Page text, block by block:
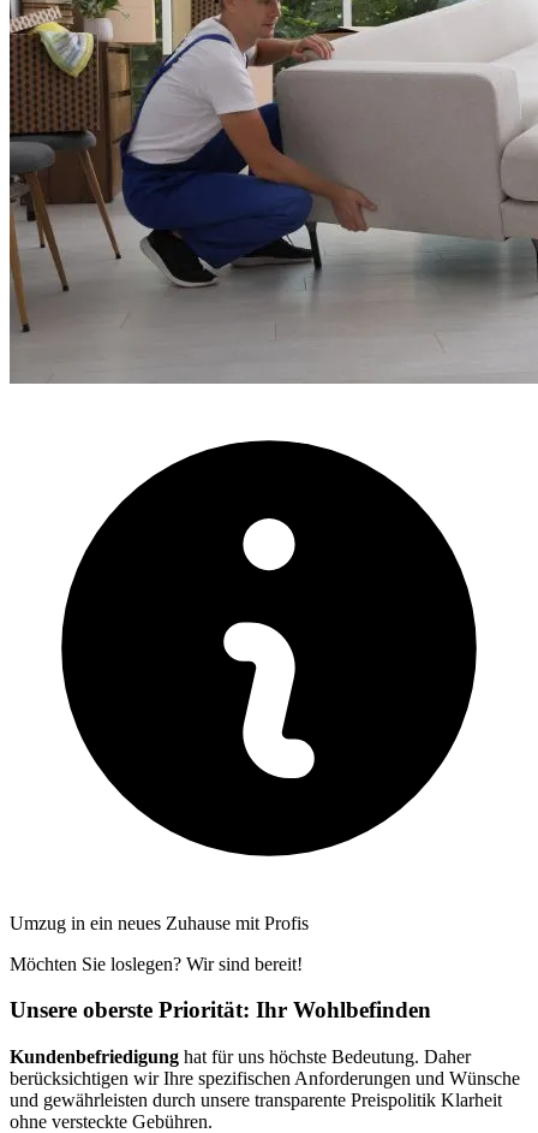
Umzug in ein neues Zuhause mit Profis
Möchten Sie loslegen? Wir sind bereit!
Unsere oberste Priorität: Ihr Wohlbefinden
Kundenbefriedigung hat für uns höchste Bedeutung. Daher
berücksichtigen wir Ihre spezifischen Anforderungen und Wünsche
und gewährleisten durch unsere transparente Preispolitik Klarheit
ohne versteckte Gebühren.